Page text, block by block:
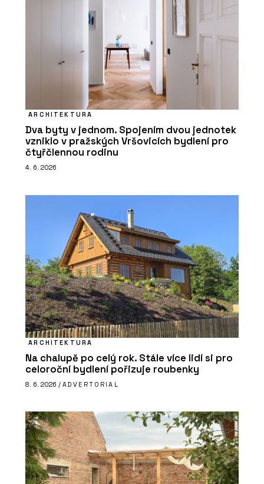
ARCHITEKTURA
Dva byty v jednom. Spojením dvou jednotek
vzniklo v pražských Vršovicích bydlení pro
čtyřčlennou rodinu
4. 6. 2026
ARCHITEKTURA
Na chalupě po celý rok. Stále více lidí si pro
celoroční bydlení pořizuje roubenky
8. 6. 2026 / ADVERTORIAL